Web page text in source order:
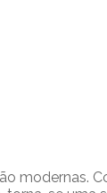
modernas.